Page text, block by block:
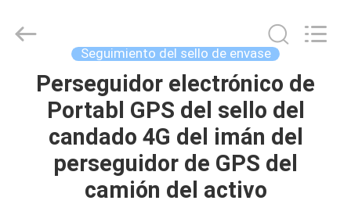
HOGAR
PRODUCTOS
Technology
Seguimiento del sello de envase
Perseguidor electrónico de
Portabl GPS del sello del
candado 4G del imán del
perseguidor de GPS del
camión del activo